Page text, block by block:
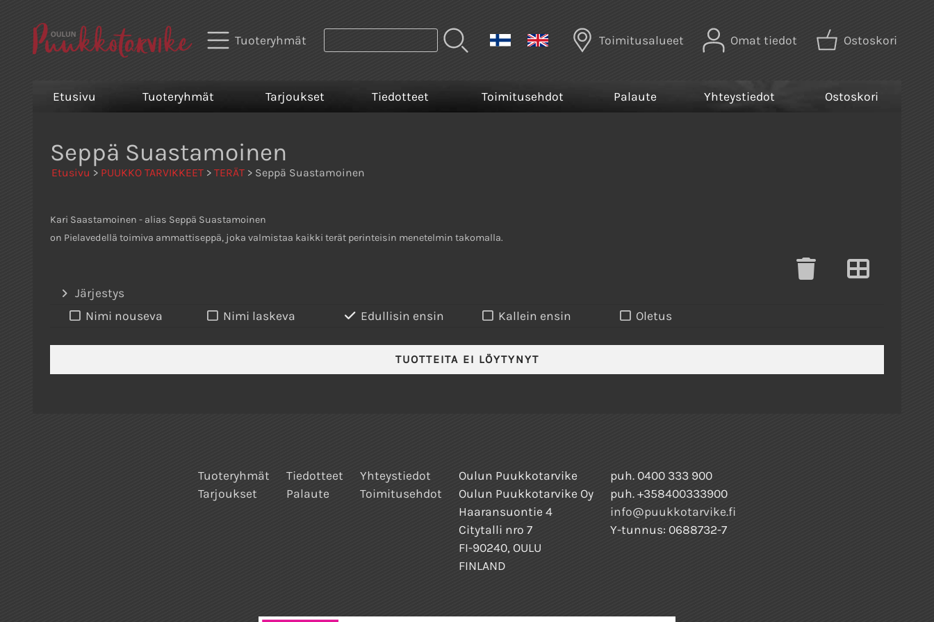
Tuoteryhmät Toimitusalueet Omat tiedot Ostoskori
Etusivu Tuoteryhmät Tarjoukset Tiedotteet Toimitusehdot Palaute Yhteystiedot Ostoskori
Seppä Suastamoinen
Etusivu > PUUKKO TARVIKKEET > TERÄT > Seppä Suastamoinen
Kari Saastamoinen - alias Seppä Suastamoinen
on Pielavedellä toimiva ammattiseppä, joka valmistaa kaikki terät perinteisin menetelmin takomalla.
Järjestys
Nimi nouseva
Nimi laskeva Edullisin ensin Kallein ensin Oletus
TUOTTEITA EI LÖYTYNYT
Tuoteryhmät
Tarjoukset
Tiedotteet
Palaute
Yhteystiedot
Toimitusehdot
Oulun Puukkotarvike
Oulun Puukkotarvike Oy
Haaransuontie 4
Citytalli nro 7
FI-90240, OULU
FINLAND
puh. 0400 333 900
puh. +358400333900
info@puukkotarvike.fi
Y-tunnus: 0688732-7